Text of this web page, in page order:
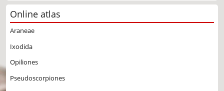
Online atlas
Araneae
Ixodida
Opiliones
Pseudoscorpiones